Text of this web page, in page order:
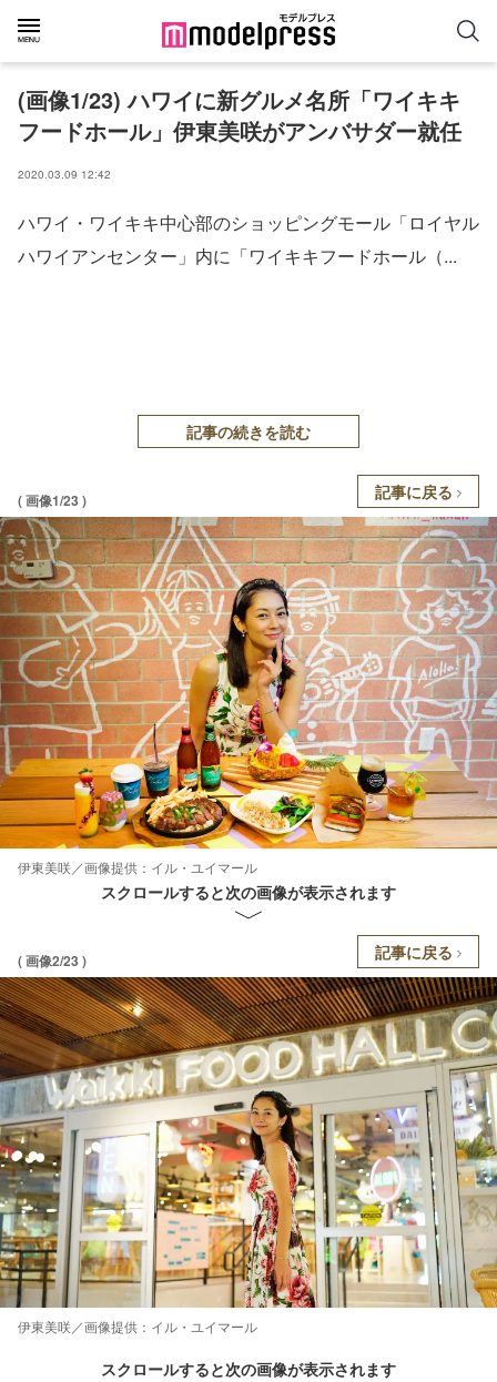
(画像1/23) ハワイに新グルメ名所「ワイキキ
フードホール」伊東美咲がアンバサダー就任
2020.03.09 12:42
ハワイ・ワイキキ中心部のショッピングモール「ロイヤル
ハワイアンセンター」内に「ワイキキフードホール（...
記事の続きを読む
( 画像1/23 ) 記事に戻る
伊東美咲／画像提供：イル・ユイマール
スクロールすると次の画像が表示されます
( 画像2/23 ) 記事に戻る
伊東美咲／画像提供：イル・ユイマール
スクロールすると次の画像が表示されます